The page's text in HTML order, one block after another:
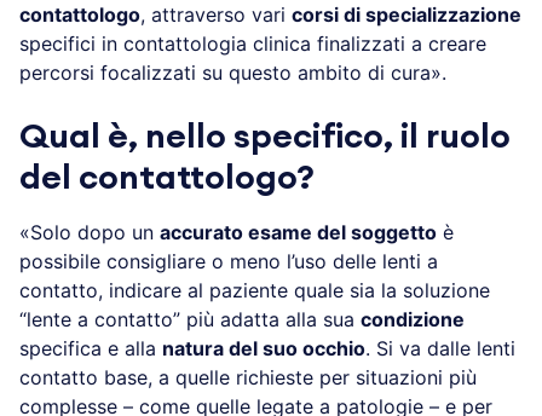
contattologo, attraverso vari corsi di specializzazione
specifici in contattologia clinica finalizzati a creare
percorsi focalizzati su questo ambito di cura».
Qual è, nello specifico, il ruolo
del contattologo?
«Solo dopo un accurato esame del soggetto è
possibile consigliare o meno l’uso delle lenti a
contatto, indicare al paziente quale sia la soluzione
“lente a contatto” più adatta alla sua condizione
specifica e alla natura del suo occhio. Si va dalle lenti
contatto base, a quelle richieste per situazioni più
complesse – come quelle legate a patologie – e per